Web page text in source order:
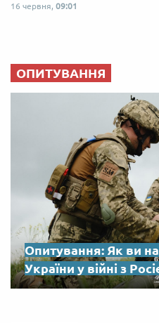
16 червня, 09:01
ОПИТУВАННЯ
Опитування: Як ви
України у війні з